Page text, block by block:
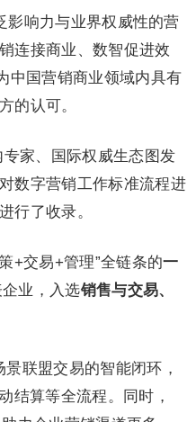
影响力与业界权威性的营
连接商业、数智促进效
中国营销商业领域内具有
的认可。
家、国际权威生态图发
数字营销工作标准流程进
行了收录。
+交易+管理”全链条的一
业，入选销售与交易、
联盟交易的智能闭环，
结算等全流程。同时，